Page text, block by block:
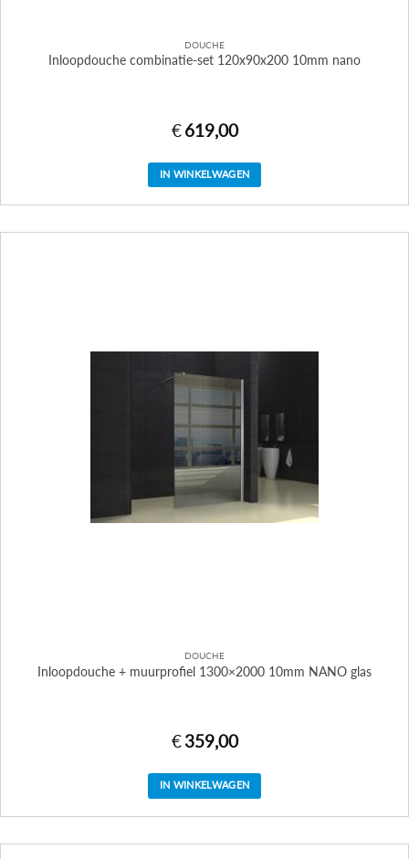
DOUCHE
Inloopdouche combinatie-set 120x90x200 10mm nano
€ 619,00
IN WINKELWAGEN
DOUCHE
Inloopdouche + muurprofiel 1300×2000 10mm NANO glas
€ 359,00
IN WINKELWAGEN